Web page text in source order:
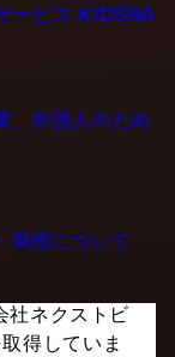
ービス KIDSNA
外国人のため
商標について
社ネクストビ
得していま